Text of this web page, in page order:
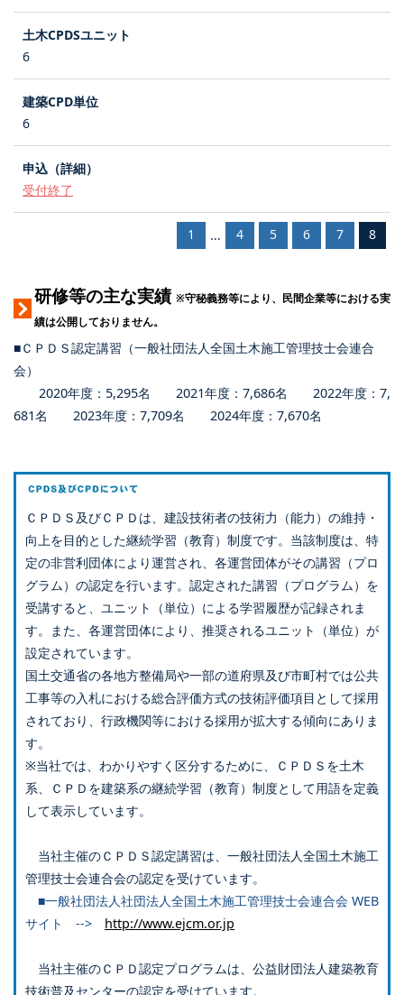
6
6
受付終了
1 ... 4 5 6 7 8
研修等の主な実績 ※守秘義務等により、民間企業等における実
績は公開しておりません。
■ＣＰＤＳ認定講習（一般社団法人全国土木施工管理技士会連合
会）
2020年度：5,295名 2021年度：7,686名 2022年度：7,
681名 2023年度：7,709名 2024年度：7,670名
ＣＰＤＳ及びＣＰＤは、建設技術者の技術力（能力）の維持・
向上を目的とした継続学習（教育）制度です。当該制度は、特
定の非営利団体により運営され、各運営団体がその講習（プロ
グラム）の認定を行います。認定された講習（プログラム）を
受講すると、ユニット（単位）による学習履歴が記録されま
す。また、各運営団体により、推奨されるユニット（単位）が
設定されています。
国土交通省の各地方整備局や一部の道府県及び市町村では公共
工事等の入札における総合評価方式の技術評価項目として採用
されており、行政機関等における採用が拡大する傾向にありま
す。
※当社では、わかりやすく区分するために、ＣＰＤＳを土木
系、ＣＰＤを建築系の継続学習（教育）制度として用語を定義
して表示しています。
当社主催のＣＰＤＳ認定講習は、一般社団法人全国土木施工
管理技士会連合会の認定を受けています。
■一般社団法人社団法人全国土木施工管理技士会連合会 WEB
サイト --> http://www.ejcm.or.jp
当社主催のＣＰＤ認定プログラムは、公益財団法人建築教育
技術普及センターの認定を受けています。